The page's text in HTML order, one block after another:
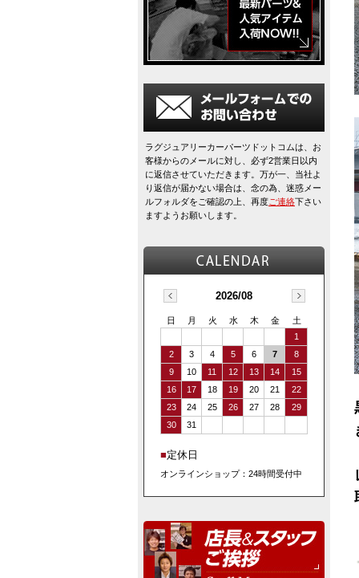
ラグジュアリーカーパーツドットコムは、お
客様からのメールに対し、必ず2営業日以内
に返信させていただきます。万が一、当社よ
り返信が届かない場合は、念の為、迷惑メー
ルフォルダをご確認の上、再度ご連絡下さい
ますようお願いします。
2026/08
日 月 火 水 木 金
土
1
2
3 4 5 6 7
8
9
10 11 12 13 14
15
16
17 18 19 20 21
22
23
24 25 26 27 28
29
30
31
■定休日
オンラインショップ：24時間受付中